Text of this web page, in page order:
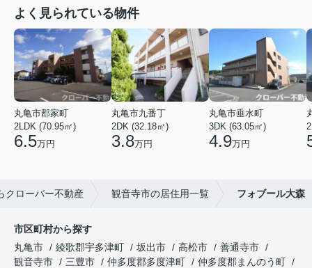
よく見られている物件
丸亀市郡家町
2LDK (70.95㎡)
6.5万円
丸亀市九番丁
2DK (32.18㎡)
3.8万円
丸亀市垂水町
3DK (63.05㎡)
4.9万円
クローバー不動産 観音寺市の居住用一覧 フォブール大森
市区町村から探す
丸亀市
綾歌郡宇多津町 坂出市 高松市
善通寺市
観音寺市
三豊市 仲多度郡多度津町
仲多度郡まんのう町